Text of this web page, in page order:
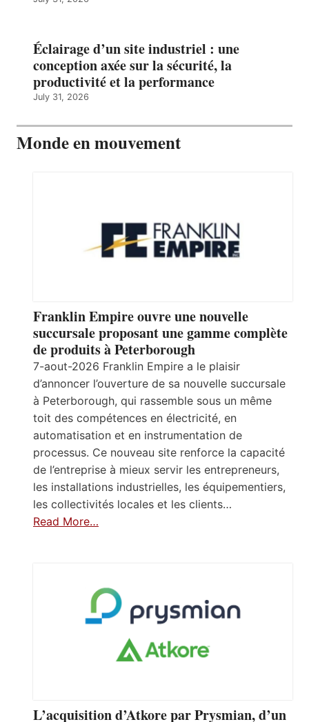
Éclairage d’un site industriel : une
conception axée sur la sécurité, la
productivité et la performance
July 31, 2026
Monde en mouvement
Franklin Empire ouvre une nouvelle
succursale proposant une gamme complète
de produits à Peterborough
7-aout-2026 Franklin Empire a le plaisir
d’annoncer l’ouverture de sa nouvelle succursale
à Peterborough, qui rassemble sous un même
toit des compétences en électricité, en
automatisation et en instrumentation de
processus. Ce nouveau site renforce la capacité
de l’entreprise à mieux servir les entrepreneurs,
les installations industrielles, les équipementiers,
les collectivités locales et les clients…
Read More…
L’acquisition d’Atkore par Prysmian, d’un